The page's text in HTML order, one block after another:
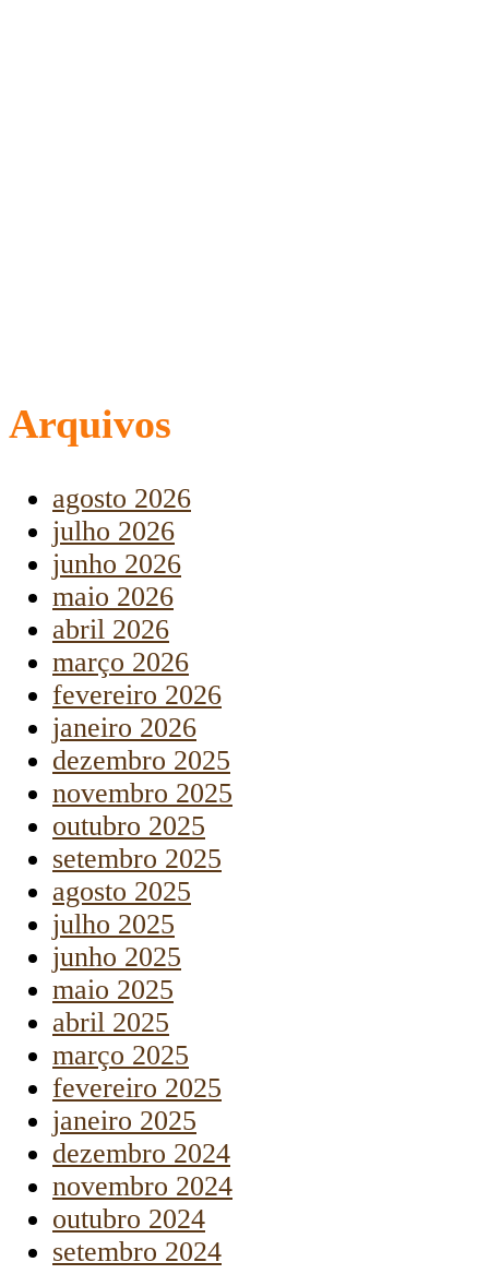
Arquivos
agosto 2026
julho 2026
junho 2026
maio 2026
abril 2026
março 2026
fevereiro 2026
janeiro 2026
dezembro 2025
novembro 2025
outubro 2025
setembro 2025
agosto 2025
julho 2025
junho 2025
maio 2025
abril 2025
março 2025
fevereiro 2025
janeiro 2025
dezembro 2024
novembro 2024
outubro 2024
setembro 2024